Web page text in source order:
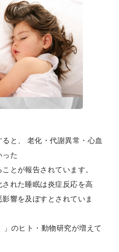
と、 老化・代謝異常・心血
った
とが報告されています。
れた睡眠は炎症反応を高
響を及ぼすとされていま
」のヒト・動物研究が増えて